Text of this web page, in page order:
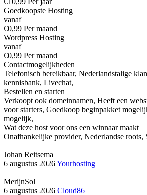
Goedkoopste Hosting
vanaf
€0,99 Per maand
Wordpress Hosting
vanaf
€0,99 Per maand
Contactmogelijkheden
Telefonisch bereikbaar, Nederlandstalige
kennisbank, Livechat,
Bestellen en starten
Verkoopt ook domeinnamen, Heeft een
voor starters, Goedkoop beginpakket
mogelijk,
Wat deze host voor ons een winnaar maakt
Onafhankelijke provider, Nederlandse roots,
Johan Reitsema
6 augustus 2026Yourhosting
MerijnSol
6 augustus 2026 Cloud86